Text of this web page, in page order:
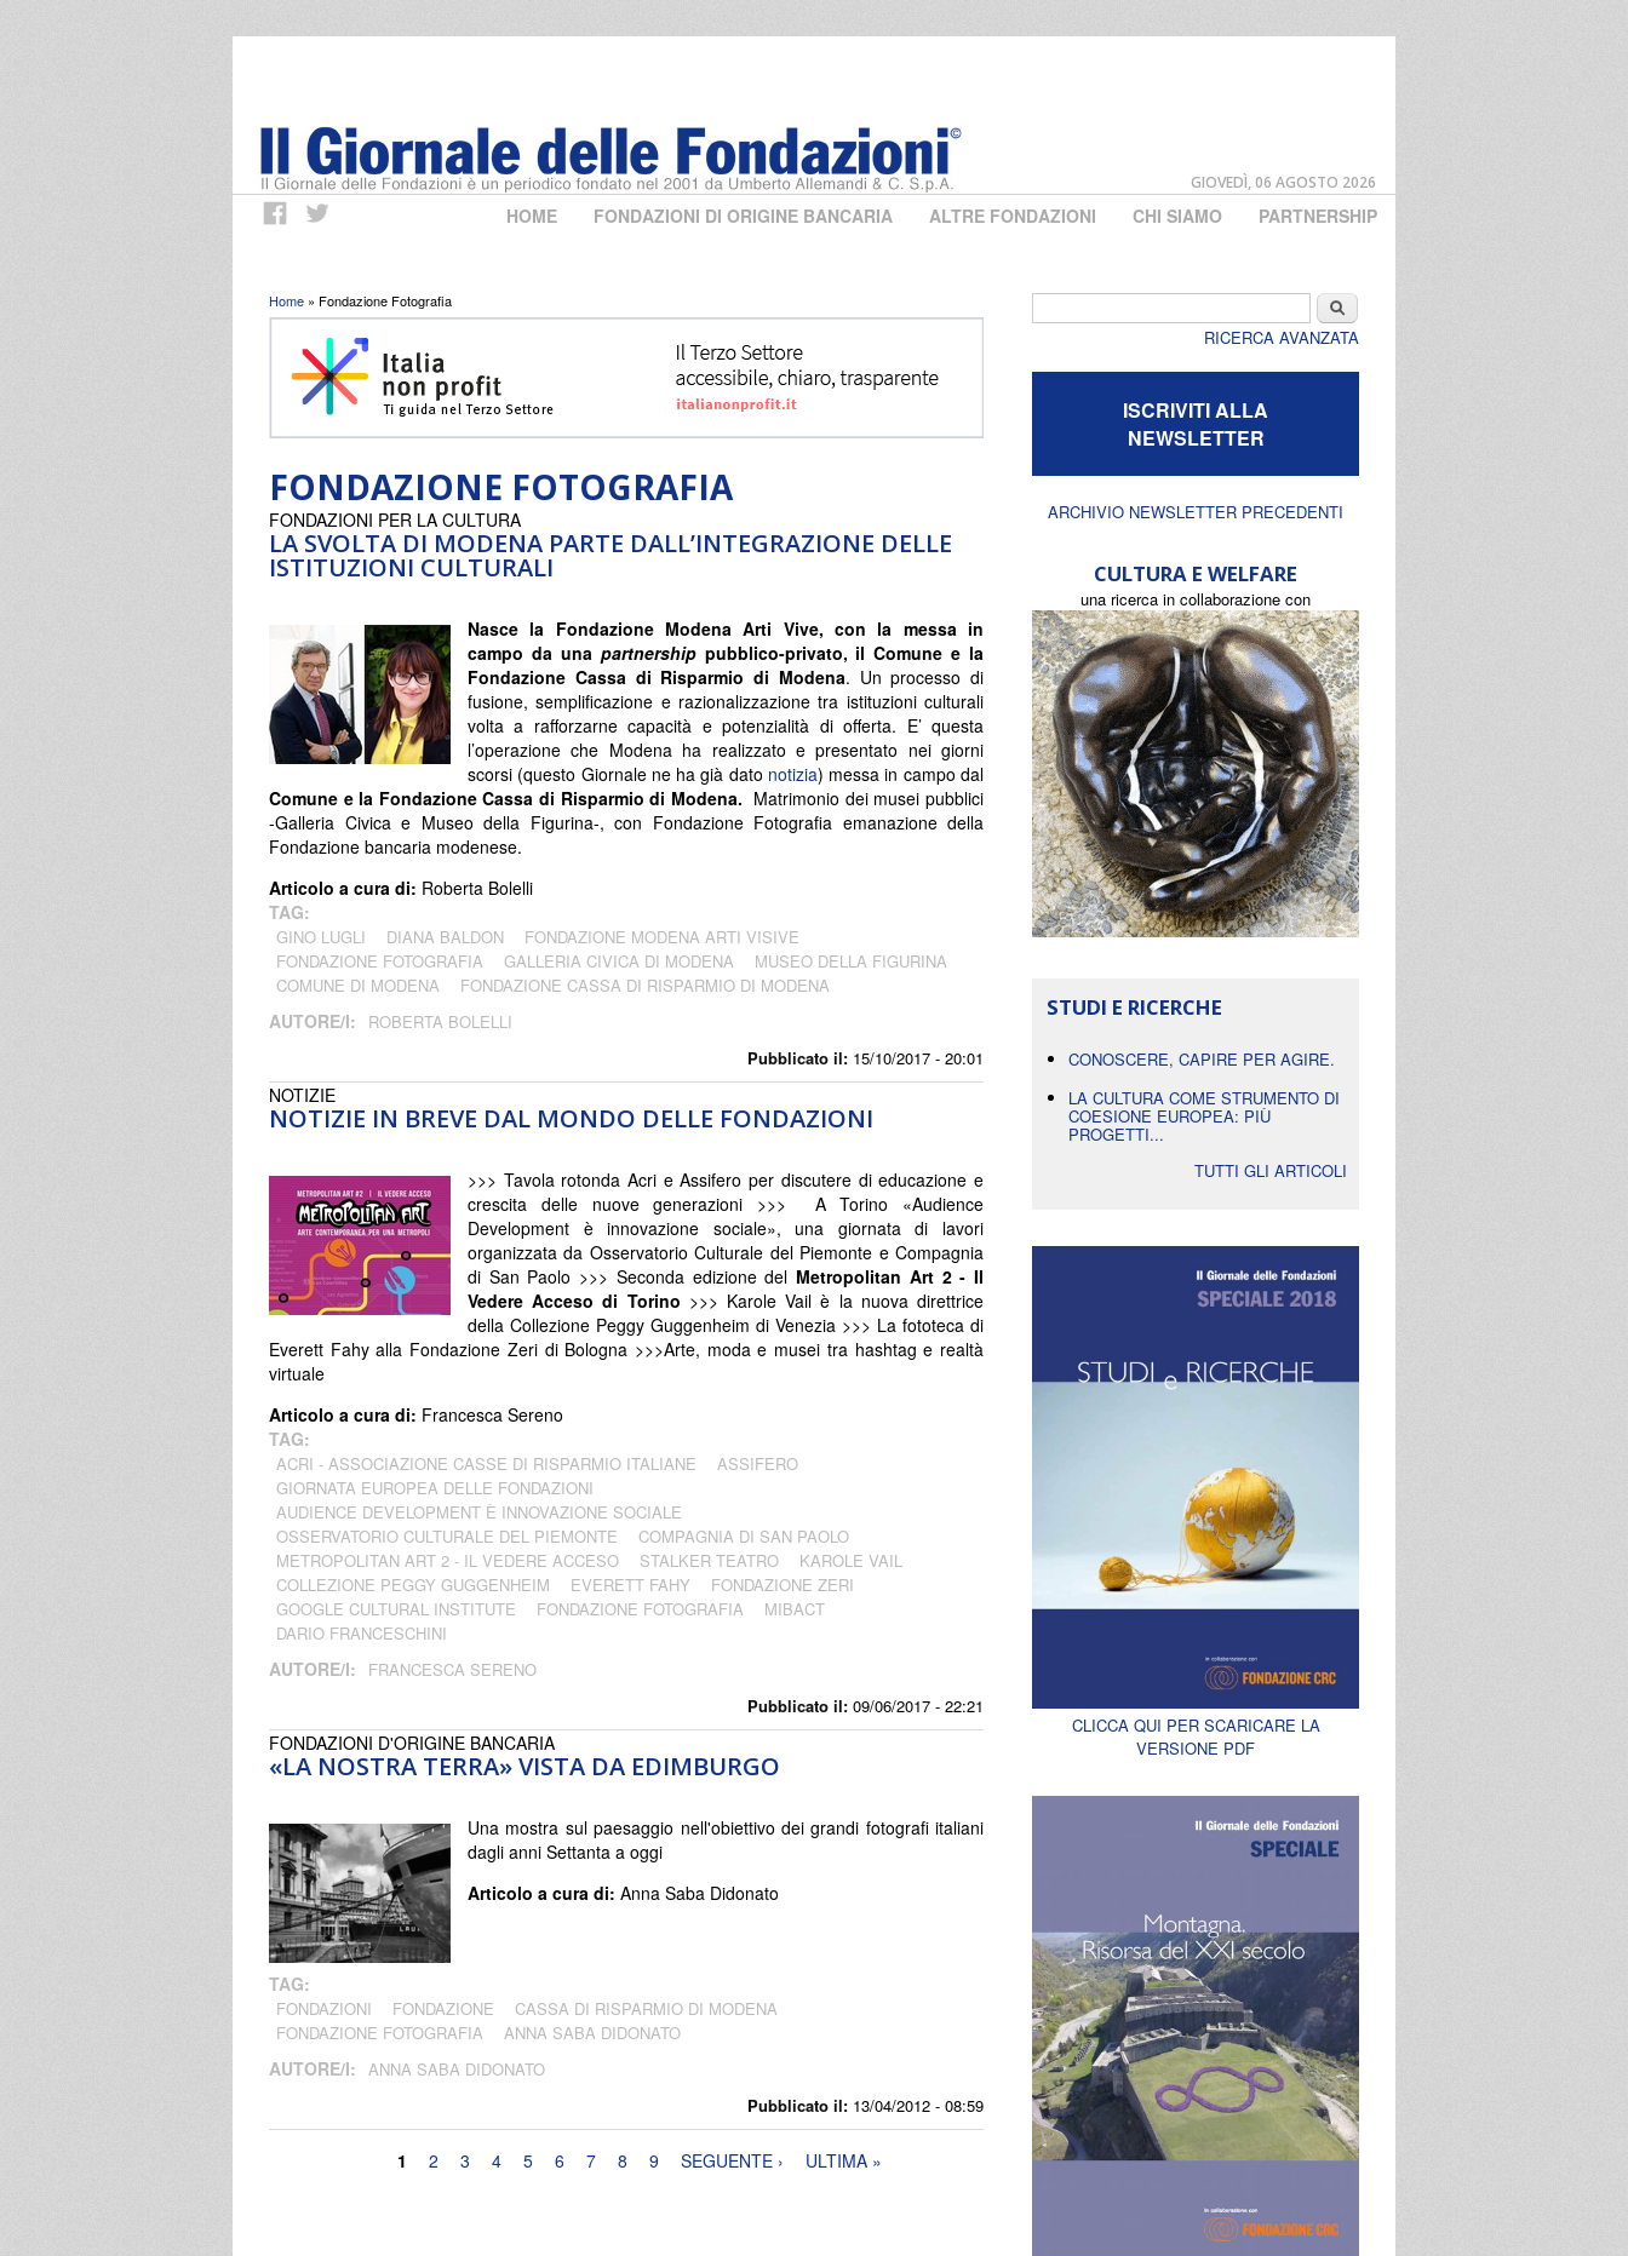
GIOVEDÌ, 06 AGOSTO 2026
HOME FONDAZIONI DI ORIGINE BANCARIA ALTRE FONDAZIONI CHI SIAMO PARTNERSHIP
Tu sei qui
Home » Fondazione Fotografia
FONDAZIONE FOTOGRAFIA
LA SVOLTA DI MODENA PARTE DALL’INTEGRAZIONE DELLE
ISTITUZIONI CULTURALI
Pubblicato il: 15/10/2017 - 20:01
FONDAZIONI PER LA CULTURA
Nasce la Fondazione Modena Arti Vive, con la messa in
campo da una partnershippubblico-privato, il Comune e la
Fondazione Cassa di Risparmio di Modena. Un processo di
fusione, semplificazione e razionalizzazione tra istituzioni culturali
volta a rafforzarne capacità e potenzialità di offerta. E’ questa
l’operazione che Modena ha realizzato e presentato nei giorni
scorsi (questo Giornale ne ha già dato notizia) messa in campo dal
Comune e la Fondazione Cassa di Risparmio di Modena. Matrimonio dei musei pubblici
-Galleria Civica e Museo della Figurina-, con Fondazione Fotografia emanazione della
Fondazione bancaria modenese.
Articolo a cura di: Roberta Bolelli
TAG:
GINO LUGLI DIANA BALDON
FONDAZIONE MODENA ARTI VISIVE
FONDAZIONE FOTOGRAFIA
GALLERIA CIVICA DI MODENA
MUSEO DELLA FIGURINA
COMUNE DI MODENA
FONDAZIONE CASSA DI RISPARMIO DI MODENA
AUTORE/I: ROBERTA BOLELLI
NOTIZIE IN BREVE DAL MONDO DELLE FONDAZIONI
Pubblicato il: 09/06/2017 - 22:21
NOTIZIE
>>> Tavola rotonda Acri e Assifero per discutere di educazione e
crescita delle nuove generazioni >>> A Torino «Audience
Development è innovazione sociale», una giornata di lavori
organizzata da Osservatorio Culturale del Piemonte e Compagnia
di San Paolo >>> Seconda edizione del Metropolitan Art 2 - Il
Vedere Acceso di Torino >>> Karole Vail è la nuova direttrice
della Collezione Peggy Guggenheim di Venezia >>> La fototeca di
Everett Fahy alla Fondazione Zeri di Bologna >>>Arte, moda e musei tra hashtag e realtà
virtuale
Articolo a cura di: Francesca Sereno
TAG:
ACRI - ASSOCIAZIONE CASSE DI RISPARMIO ITALIANE
ASSIFERO
GIORNATA EUROPEA DELLE FONDAZIONI
AUDIENCE DEVELOPMENT È INNOVAZIONE SOCIALE
OSSERVATORIO CULTURALE DEL PIEMONTE
COMPAGNIA DI SAN PAOLO
METROPOLITAN ART 2 - IL VEDERE ACCESO
STALKER TEATRO
KAROLE VAIL
COLLEZIONE PEGGY GUGGENHEIM
EVERETT FAHY
FONDAZIONE ZERI
GOOGLE CULTURAL INSTITUTE
FONDAZIONE FOTOGRAFIA
MIBACT
DARIO FRANCESCHINI
AUTORE/I: FRANCESCA SERENO
«LA NOSTRA TERRA» VISTA DA EDIMBURGO
Pubblicato il: 13/04/2012 - 08:59
FONDAZIONI D'ORIGINE BANCARIA
Una mostra sul paesaggio nell'obiettivo dei grandi fotografi italiani
dagli anni Settanta a oggi
Articolo a cura di: Anna Saba Didonato
TAG:
FONDAZIONI FONDAZIONE
CASSA DI RISPARMIO DI MODENA
FONDAZIONE FOTOGRAFIA
ANNA SABA DIDONATO
AUTORE/I: ANNA SABA DIDONATO
1 2 3 4 5 6 7 8 9 SEGUENTE › ULTIMA »
Cerca
RICERCA AVANZATA
ISCRIVITI ALLA
NEWSLETTER
ARCHIVIO NEWSLETTER PRECEDENTI
CULTURA E WELFARE
una ricerca in collaborazione con
STUDI E RICERCHE
CONOSCERE, CAPIRE PER AGIRE.
LA CULTURA COME STRUMENTO DI
COESIONE EUROPEA: PIÙ
PROGETTI...
TUTTI GLI ARTICOLI
CLICCA QUI PER SCARICARE LA
VERSIONE PDF